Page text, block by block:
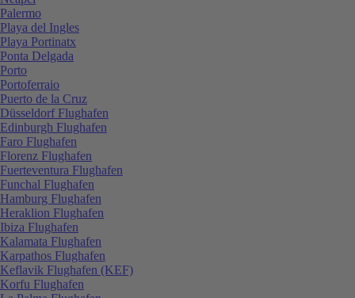
Palermo
Playa del Ingles
Playa Portinatx
Ponta Delgada
Porto
Portoferraio
Puerto de la Cruz
Düsseldorf Flughafen
Edinburgh Flughafen
Faro Flughafen
Florenz Flughafen
Fuerteventura Flughafen
Funchal Flughafen
Hamburg Flughafen
Heraklion Flughafen
Ibiza Flughafen
Kalamata Flughafen
Karpathos Flughafen
Keflavik Flughafen (KEF)
Korfu Flughafen